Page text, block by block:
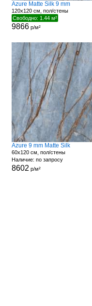
Azure Matte Silk 9 mm
120x120 см, пол/стены
Свободно: 1.44 м²
9866р/м²
Azure 9 mm Matte Silk
60x120 см, пол/стены
Наличие: по запросу
8602 р/м²